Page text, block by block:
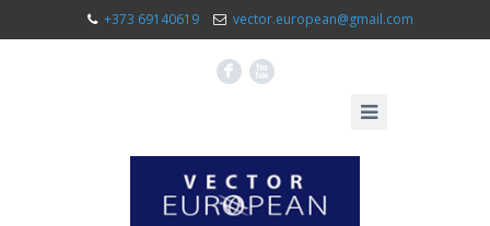
+373 69140619 vector.european@gmail.com
F X